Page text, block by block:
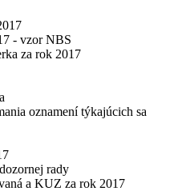
- vzor NBS
za rok 2017
oznamení týkajúcich sa
rady
a KUZ za rok 2017